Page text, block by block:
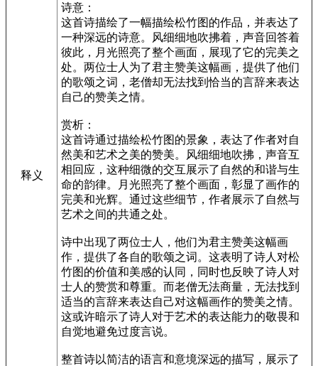
释义
诗意：
这首诗描绘了一幅描绘松竹图的作品，并表达了
一种深远的诗意。风细细地吹拂着，声音回答着
彼此，月光照亮了整个画面，展现了它的完美之
处。两位士人为了君主赞美这幅画，提供了他们
的歌颂之词，老僧却无法找到恰当的言辞来表达
自己的赞美之情。
赏析：
这首诗通过描绘松竹图的景象，表达了作者对自
然美和艺术之美的赞美。风细细地吹拂，声音互
相回应，这种细微的交互展示了自然的和谐与生
命的韵律。月光照亮了整个画面，彰显了画作的
完美和光辉。通过这些细节，作者展示了自然与
艺术之间的共通之处。
诗中出现了两位士人，他们为君主赞美这幅画
作，提供了各自的歌颂之词。这表明了诗人对松
竹图的价值和美感的认同，同时也反映了诗人对
士人的赞赏和尊重。而老僧无法商量，无法找到
适当的言辞来表达自己对这幅画作的赞美之情。
这或许暗示了诗人对于艺术的表达能力的敬畏和
自觉地避免过度言说。
整首诗以简洁的语言和意境深远的描写，展示了